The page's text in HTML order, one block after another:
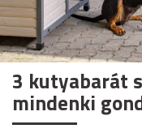
3 kutyabarát
mindenki